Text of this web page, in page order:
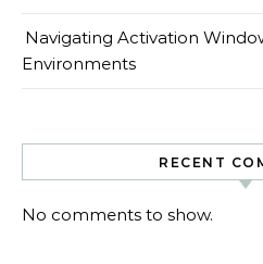
Navigating Activation
Environments
RECENT
No comments to show.